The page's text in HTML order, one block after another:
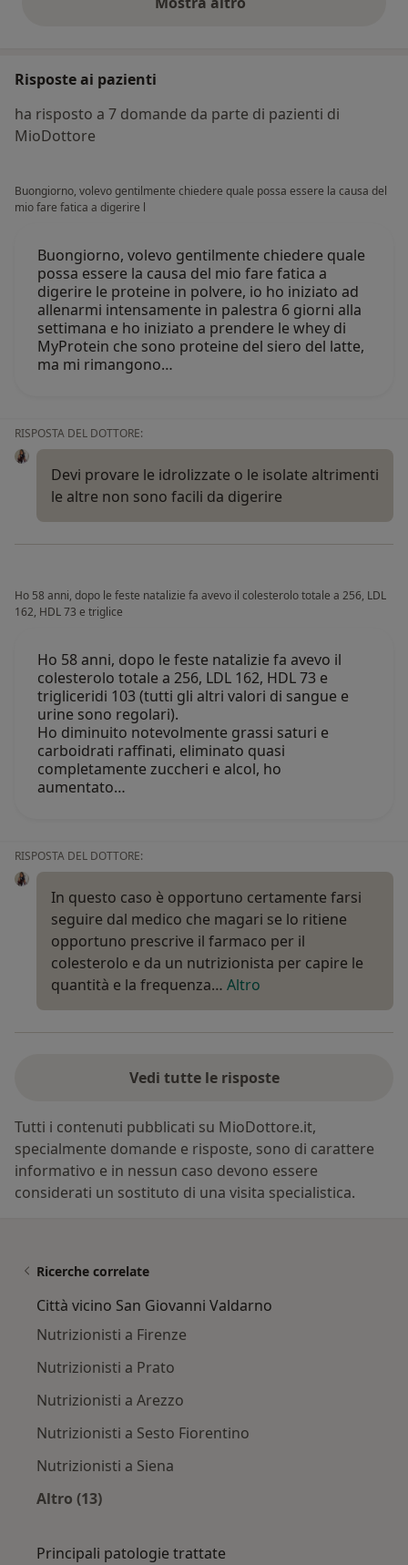
opinioni di cui sopra
Risposte ai pazienti
ha risposto a 7 domande da parte di pazienti di
MioDottore
Buongiorno, volevo gentilmente chiedere quale possa essere la causa del
mio fare fatica a digerire l
Buongiorno, volevo gentilmente chiedere quale
possa essere la causa del mio fare fatica a
digerire le proteine in polvere, io ho iniziato ad
allenarmi intensamente in palestra 6 giorni alla
settimana e ho iniziato a prendere le whey di
MyProtein che sono proteine del siero del latte,
ma mi rimangono…
RISPOSTA DEL DOTTORE:
Devi provare le idrolizzate o le isolate altrimenti
le altre non sono facili da digerire
Ho 58 anni, dopo le feste natalizie fa avevo il colesterolo totale a 256, LDL
162, HDL 73 e triglice
Ho 58 anni, dopo le feste natalizie fa avevo il
colesterolo totale a 256, LDL 162, HDL 73 e
trigliceridi 103 (tutti gli altri valori di sangue e
urine sono regolari).
Ho diminuito notevolmente grassi saturi e
carboidrati raffinati, eliminato quasi
completamente zuccheri e alcol, ho
aumentato…
RISPOSTA DEL DOTTORE:
In questo caso è opportuno certamente farsi
seguire dal medico che magari se lo ritiene
opportuno prescrive il farmaco per il
colesterolo e da un nutrizionista per capire le
quantità e la frequenza… Altro
Vedi tutte le risposte
Tutti i contenuti pubblicati su MioDottore.it,
specialmente domande e risposte, sono di carattere
informativo e in nessun caso devono essere
considerati un sostituto di una visita specialistica.
Ricerche correlate
Città vicino San Giovanni Valdarno
Nutrizionisti a Firenze
Nutrizionisti a Prato
Nutrizionisti a Arezzo
Nutrizionisti a Sesto Fiorentino
Nutrizionisti a Siena
Altro (13)
Principali patologie trattate